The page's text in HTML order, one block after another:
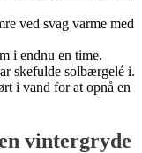
ved svag varme med
i endnu en time.
skefulde solbærgelé i.
i vand for at opnå en
vintergryde